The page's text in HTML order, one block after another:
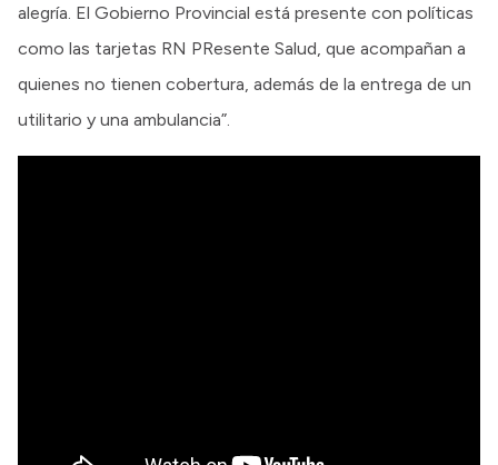
alegría. El Gobierno Provincial está presente con políticas
como las tarjetas RN PResente Salud, que acompañan a
quienes no tienen cobertura, además de la entrega de un
utilitario y una ambulancia”.